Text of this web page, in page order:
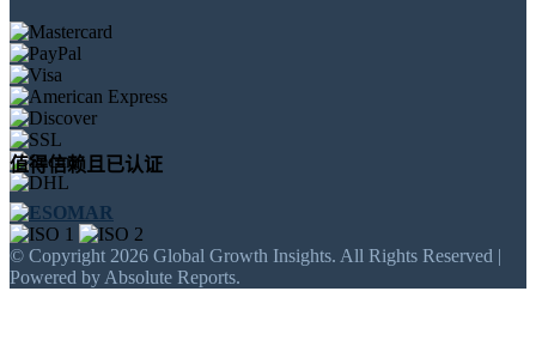
值得信赖且已认证
© Copyright 2026 Global Growth Insights. All Rights Reserved |
Powered by Absolute Reports.